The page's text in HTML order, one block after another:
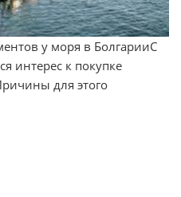
у моря в БолгарииС
интерес к покупке
для этого